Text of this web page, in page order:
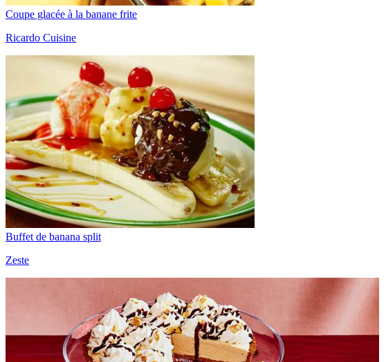
Coupe glacée à la banane frite
Ricardo Cuisine
Buffet de banana split
Zeste